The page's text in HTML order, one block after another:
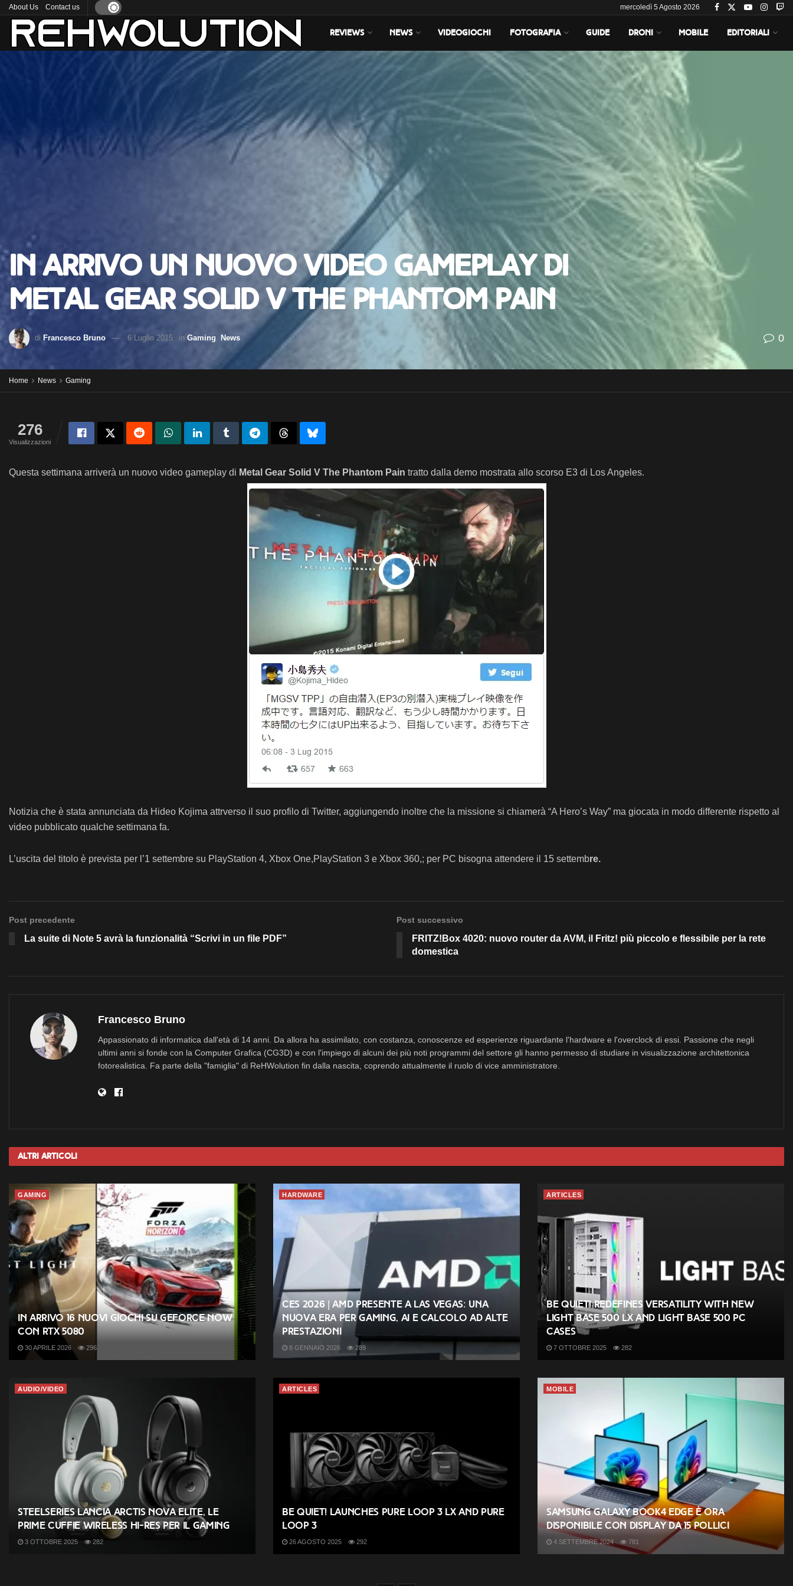
About Us Contact us mercoledì 5 Agosto 2026
REVIEWS NEWS VIDEOGIOCHI FOTOGRAFIA GUIDE DRONI MOBILE EDITORIALI
In arrivo un nuovo video gameplay di
Metal Gear Solid V The Phantom Pain
di Francesco Bruno 6 Luglio 2015 in Gaming News 0
Home News Gaming
276
Visualizzazioni
Questa settimana arriverà un nuovo video gameplay di Metal Gear Solid V The Phantom Pain tratto dalla demo mostrata allo scorso E3 di Los Angeles.
Notizia che è stata annunciata da Hideo Kojima attrverso il suo profilo di Twitter, aggiungendo inoltre che la missione si chiamerà “A Hero’s Way” ma giocata in modo differente rispetto al
video pubblicato qualche settimana fa.
L’uscita del titolo è prevista per l’1 settembre su PlayStation 4, Xbox One,PlayStation 3 e Xbox 360,; per PC bisogna attendere il 15 settembre.
Post precedente
La suite di Note 5 avrà la funzionalità “Scrivi in un file PDF”
Post successivo
FRITZ!Box 4020: nuovo router da AVM, il Fritz! più piccolo e flessibile per la rete
domestica
Francesco Bruno
Appassionato di informatica dall'età di 14 anni. Da allora ha assimilato, con costanza, conoscenze ed esperienze riguardante l'hardware e l'overclock di essi. Passione che negli
ultimi anni si fonde con la Computer Grafica (CG3D) e con l'impiego di alcuni dei più noti programmi del settore gli hanno permesso di studiare in visualizzazione architettonica
fotorealistica. Fa parte della "famiglia" di ReHWolution fin dalla nascita, coprendo attualmente il ruolo di vice amministratore.
Altri Articoli
GAMING
In arrivo 16 nuovi giochi su GeForce NOW
con RTX 5080
30 APRILE 2026 296
HARDWARE
CES 2026 | AMD presente a Las Vegas: una
nuova era per gaming, AI e calcolo ad alte
prestazioni
8 GENNAIO 2026 289
ARTICLES
be quiet! redefines versatility with new
Light Base 500 LX and Light Base 500 PC
cases
7 OTTOBRE 2025 282
AUDIO/VIDEO
SteelSeries lancia Arctis Nova Elite, le
prime cuffie wireless Hi-Res per il gaming
3 OTTOBRE 2025 282
ARTICLES
be quiet! launches Pure Loop 3 LX and Pure
Loop 3
26 AGOSTO 2025 292
MOBILE
Samsung Galaxy Book4 Edge è ora
disponibile con display da 15 pollici
4 SETTEMBRE 2024 781